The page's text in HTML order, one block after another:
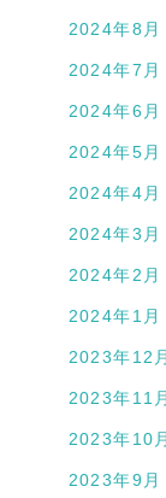
2024年8月
2024年7月
2024年6月
2024年5月
2024年4月
2024年3月
2024年2月
2024年1月
2023年12月
2023年11月
2023年10月
2023年9月